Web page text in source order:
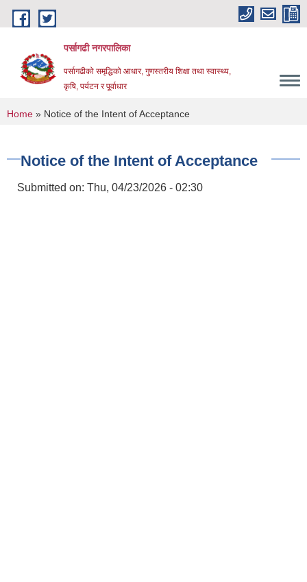
Skip to main content
पर्सागढी नगरपालिका
पर्सागढीको समृद्धिको आधार, गुणस्तरीय शिक्षा तथा स्वास्थ्य,
कृषि, पर्यटन र पूर्वाधार
You are here
Home » Notice of the Intent of Acceptance
Notice of the Intent of Acceptance
Submitted on: Thu, 04/23/2026 - 02:30